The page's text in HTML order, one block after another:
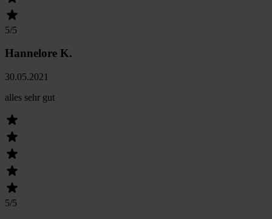
5/5
Hannelore K.
30.05.2021
alles sehr gut
5/5